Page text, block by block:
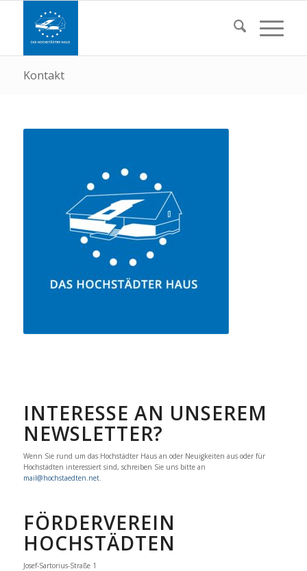
Kontakt
INTERESSE AN UNSEREM
NEWSLETTER?
Wenn Sie rund um das Hochstädter Haus an oder Neuigkeiten aus oder für
Hochstädten interessiert sind, schreiben Sie uns bitte an
mail@hochstaedten.net.
FÖRDERVEREIN
HOCHSTÄDTEN
Josef-Sartorius-Straße 1